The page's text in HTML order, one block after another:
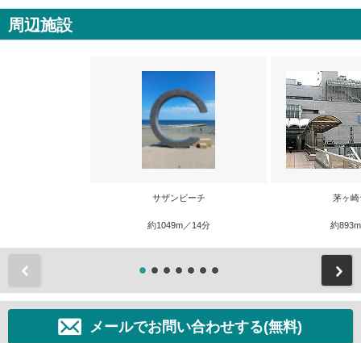
周辺施設
サザンビーチ
約1049m／14分
茅ヶ崎
約
メールでお問い合わせする(無料)